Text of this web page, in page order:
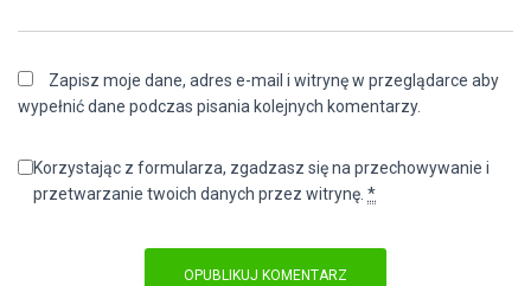
Zapisz moje dane, adres e-mail i witrynę w przeglądarce aby
wypełnić dane podczas pisania kolejnych komentarzy.
Korzystając z formularza, zgadzasz się na przechowywanie i
przetwarzanie twoich danych przez witrynę. *